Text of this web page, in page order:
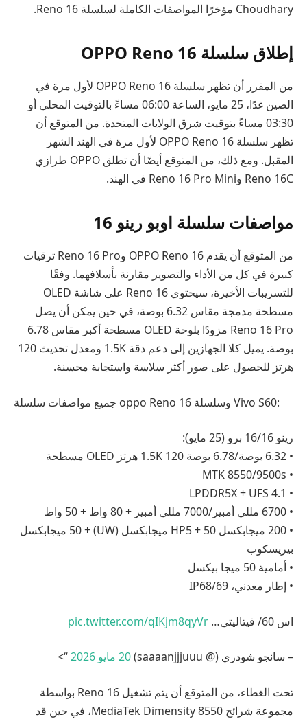
Choudhary مؤخرًا المواصفات الكاملة لسلسلة Reno 16.
إطلاق سلسلة OPPO Reno 16
من المقرر أن تظهر سلسلة OPPO Reno 16 لأول مرة في
الصين غدًا، 25 مايو، الساعة 06:00 مساءً بالتوقيت المحلي أو
03:30 مساءً بتوقيت شرق الولايات المتحدة. من المتوقع أن
تظهر سلسلة OPPO Reno 16 لأول مرة في الهند الشهر
المقبل. ومع ذلك، من المتوقع أيضًا أن تطلق OPPO طرازي
Reno 16C وReno 16 Pro Mini في الهند.
مواصفات سلسلة اوبو رينو 16
من المتوقع أن يقدم OPPO Reno 16 وReno 16 Pro ترقيات
كبيرة في كل من الأداء والتصوير مقارنة بأسلافهما. وفقًا
للتسريبات الأخيرة، سيحتوي Reno 16 على شاشة OLED
مسطحة مدمجة مقاس 6.32 بوصة، في حين يمكن أن يصل
Reno 16 Pro مزودًا بلوحة OLED مسطحة أكبر مقاس 6.78
بوصة. يميل كلا الجهازين إلى دعم دقة 1.5K ومعدل تحديث 120
هرتز للحصول على صور أكثر سلاسة واستجابة محسنة.
جميع مواصفات سلسلة oppo Reno 16 وسلسلة Vivo S60:
رينو 16/16 برو (25 مايو):
• 6.32 بوصة/6.78 بوصة 1.5K 120 هرتز OLED مسطحة
• MTK 8550/9500s
• LPDDR5X + UFS 4.1
• 6700 مللي أمبير/7000 مللي أمبير + 80 واط + 50 واط
• 200 ميجابكسل HP5 + 50 ميجابكسل (UW) + 50 ميجابكسل
بيريسكوب
• أمامية 50 ميجا بيكسل
• إطار معدني، IP68/69
اس 60/ فيتاليتي… pic.twitter.com/qIKjm8qyVr
– سانجو شودري (@ saaaanjjjuuu) 20 مايو 2026 “>
تحت الغطاء، من المتوقع أن يتم تشغيل Reno 16 بواسطة
مجموعة شرائح MediaTek Dimensity 8550، في حين قد